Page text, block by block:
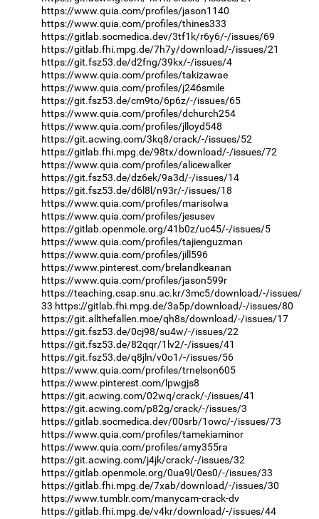
https://www.quia.com/profiles/jason1140
https://www.quia.com/profiles/thines333
https://gitlab.socmedica.dev/3tf1k/r6y6/-/issues/69
https://gitlab.fhi.mpg.de/7h7y/download/-/issues/21
https://git.fsz53.de/d2fng/39kx/-/issues/4
https://www.quia.com/profiles/takizawae
https://www.quia.com/profiles/j246smile
https://git.fsz53.de/cm9to/6p6z/-/issues/65
https://www.quia.com/profiles/dchurch254
https://www.quia.com/profiles/jlloyd548
https://git.acwing.com/3kq8/crack/-/issues/52
https://gitlab.fhi.mpg.de/98tx/download/-/issues/72
https://www.quia.com/profiles/alicewalker
https://git.fsz53.de/dz6ek/9a3d/-/issues/14
https://git.fsz53.de/d6l8l/n93r/-/issues/18
https://www.quia.com/profiles/marisolwa
https://www.quia.com/profiles/jesusev
https://gitlab.openmole.org/41b0z/uc45/-/issues/5
https://www.quia.com/profiles/tajienguzman
https://www.quia.com/profiles/jill596
https://www.pinterest.com/brelandkeanan
https://www.quia.com/profiles/jason599r
https://teaching.csap.snu.ac.kr/3mc5/download/-/issues/
33 https://gitlab.fhi.mpg.de/3a5p/download/-/issues/80
https://git.allthefallen.moe/qh8s/download/-/issues/17
https://git.fsz53.de/0cj98/su4w/-/issues/22
https://git.fsz53.de/82qqr/1lv2/-/issues/41
https://git.fsz53.de/q8jln/v0o1/-/issues/56
https://www.quia.com/profiles/trnelson605
https://www.pinterest.com/lpwgjs8
https://git.acwing.com/02wq/crack/-/issues/41
https://git.acwing.com/p82g/crack/-/issues/3
https://gitlab.socmedica.dev/00srb/1owc/-/issues/73
https://www.quia.com/profiles/tamekiaminor
https://www.quia.com/profiles/amy355ra
https://git.acwing.com/j4jk/crack/-/issues/32
https://gitlab.openmole.org/0ua9l/0es0/-/issues/33
https://gitlab.fhi.mpg.de/7xab/download/-/issues/30
https://www.tumblr.com/manycam-crack-dv
https://gitlab.fhi.mpg.de/v4kr/download/-/issues/44